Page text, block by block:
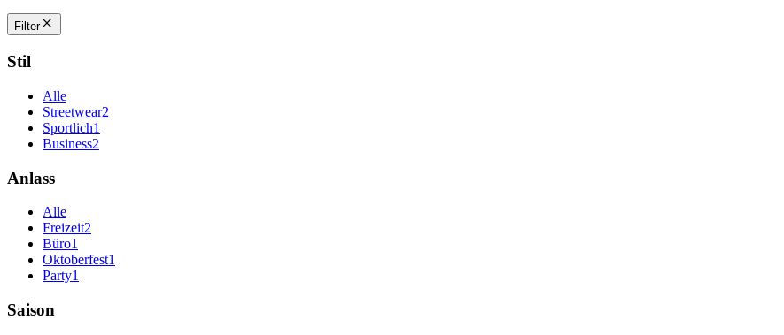
Filter
Stil
Alle
Streetwear2
Sportlich1
Business2
Anlass
Alle
Freizeit2
Büro1
Oktoberfest1
Party1
Saison